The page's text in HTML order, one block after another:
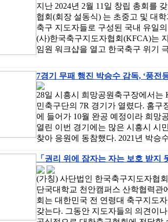
지난 2024년 2월 11일 창립 총회를
협회(회장 설동식) 는 초중고 및 대
축구 지도자들로 구성된 국내 유일
(사)한국축구지도자협회(KFCA)는
임원 워크샵을 열고 한국축구 위기
7경기 무패 행진 박승수 감독, ‘풍
28일 시흥시 희망공원축구장에서는
민축구단의 7R 경기가 열렸다. 홈구
에 들어가 10월 완공 예정이라 희망
열린 이번 경기에는 많은 시흥시 시
찾아 응원에 동참했다. 2021년 박승
「권리 위에 잠자는 자는 보호 받
(가칭) 사단법인 한국축구지도자협
단국대학교 천안캠퍼스 산학협력관
회는 대한민국 전 연령대 축구지도
갖는다. 그동안 지도자들의 의견이